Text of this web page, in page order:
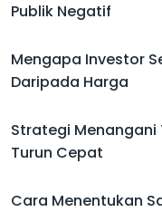
Publik Negatif
Mengapa Investor
Daripada Harga
Strategi Menangani
Turun Cepat
Cara Menentukan